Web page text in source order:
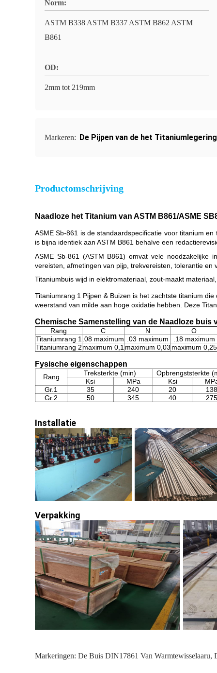
Norm:
ASTM B338 ASTM B337 ASTM B862 ASTM
B861
OD:
2mm tot 219mm
Markeren: De Pijpen van de het Titaniumlegering
Productomschrijving
Naadloze het Titanium van ASTM B861/ASME
ASME Sb-861 is de standaardspecificatie voor titanium
is bijna identiek aan ASTM B861 behalve een
ASME Sb-861 (ASTM B861) omvat vele noodzakelijke
vereisten, afmetingen van pijp, trekvereisten, tolerantie
Titaniumbuis wijd in elektromateriaal, zout-maakt
Titaniumrang 1 Pijpen & Buizen is het zachtste titanium
weerstand van milde aan hoge oxidatie hebben. Deze
Chemische Samenstelling van de Naadloze buis
Rang C N O
Titaniumrang 1 .08 maximum .03 maximum .18 maximum
Titaniumrang 2maximum 0,1 maximum 0,03 maximum 0,25
Fysische eigenschappen
Rang Treksterkte (min) Opbrengststerkte
Ksi MPa Ksi
Gr.1
35 240 20 138
Gr.2
50 345 40 275
Installatie
Verpakking
Markeringen: De Buis DIN17861 Van Warmtewisselaaru,